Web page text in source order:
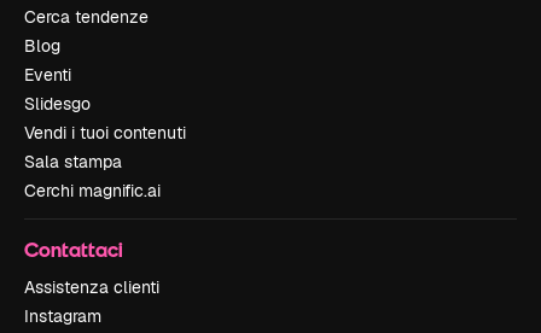
Cerca tendenze
Blog
Eventi
Slidesgo
Vendi i tuoi contenuti
Sala stampa
Cerchi magnific.ai
Contattaci
Assistenza clienti
Instagram